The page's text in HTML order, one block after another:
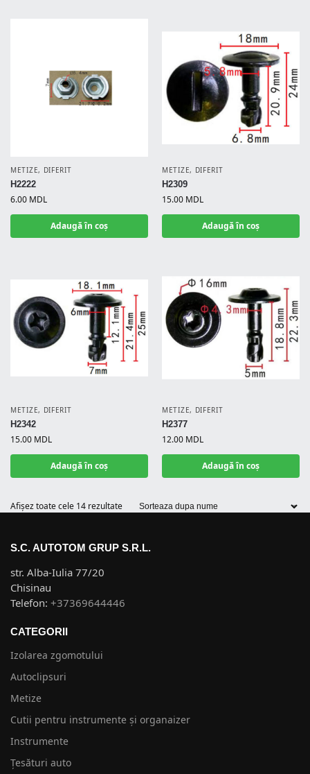
METIZE, DIFERIT
H2222
6.00 MDL
Adaugă în coș
METIZE, DIFERIT
H2309
15.00 MDL
Adaugă în coș
METIZE, DIFERIT
H2342
15.00 MDL
Adaugă în coș
METIZE, DIFERIT
H2377
12.00 MDL
Adaugă în coș
Afișez toate cele 14 rezultate
S.C. AUTOTOM GRUP S.R.L.
str. Alba-Iulia 77/20
Chisinau
Telefon: +37369644446
CATEGORII
Izolarea zgomotului
Autoclipsuri
Metize
Cutii pentru instrumente și organaizer
Instrumente
Țesături auto